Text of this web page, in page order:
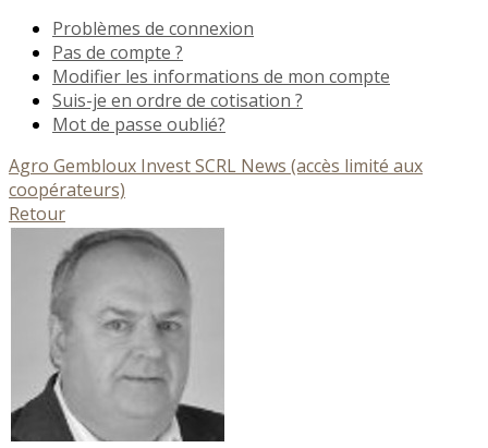
Problèmes de connexion
Pas de compte ?
Modifier les informations de mon compte
Suis-je en ordre de cotisation ?
Mot de passe oublié?
Agro Gembloux Invest SCRL News (accès limité aux
coopérateurs)
Retour